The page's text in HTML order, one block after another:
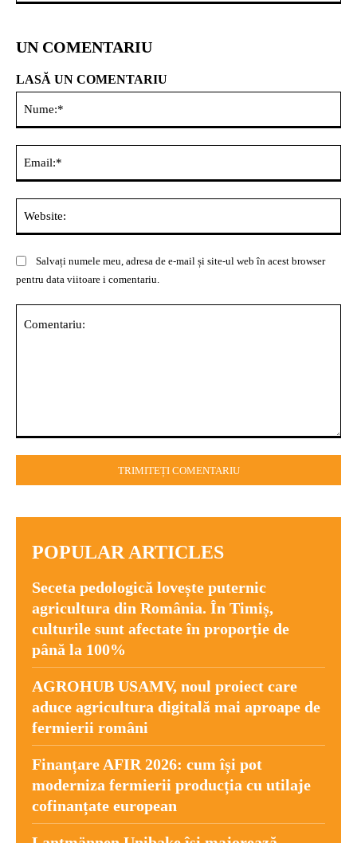
UN COMENTARIU
LASĂ UN COMENTARIU
Salvați numele meu, adresa de e-mail și site-ul web în acest browser
pentru data viitoare i comentariu.
POPULAR ARTICLES
Seceta pedologică lovește puternic
agricultura din România. În Timiș,
culturile sunt afectate în proporție de
până la 100%
AGROHUB USAMV, noul proiect care
aduce agricultura digitală mai aproape de
fermierii români
Finanțare AFIR 2026: cum își pot
moderniza fermierii producția cu utilaje
cofinanțate european